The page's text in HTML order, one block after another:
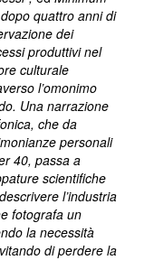
quattro anni di
dei
produttivi nel
culturale
l’omonimo
Una narrazione
che da
personali
40, passa a
scientifiche
l’industria
fotografa un
la necessità
di perdere la